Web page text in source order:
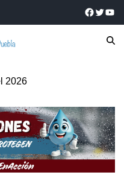
2026